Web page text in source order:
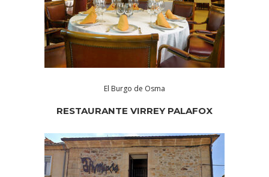
El Burgo de Osma
RESTAURANTE VIRREY PALAFOX